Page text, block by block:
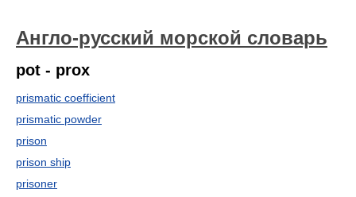
Англо-русский морской словарь
pot - prox
prismatic coefficient
prismatic powder
prison
prison ship
prisoner